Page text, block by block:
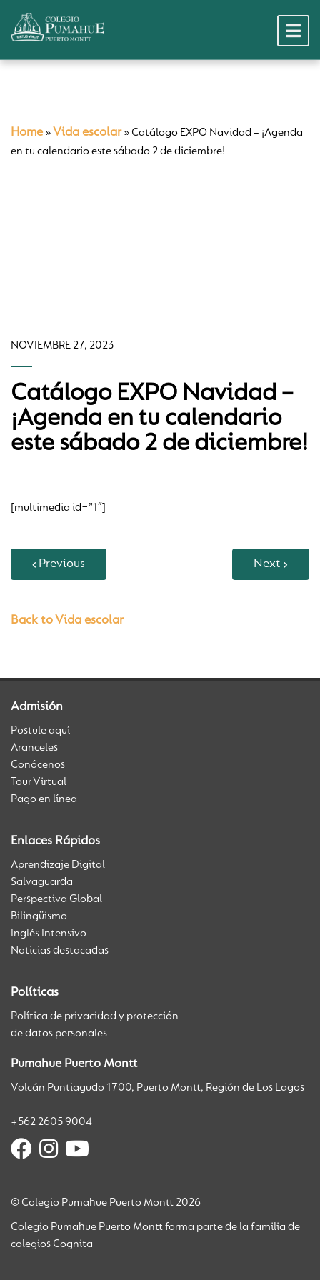
Home » Vida escolar» Catálogo EXPO Navidad – ¡Agenda
en tu calendario este sábado 2 de diciembre!
NOVIEMBRE 27, 2023
Catálogo EXPO Navidad –
¡Agenda en tu calendario
este sábado 2 de diciembre!
[multimedia id=”1″]
Previous Next
Back to Vida escolar
Admisión
Postule aquí
Aranceles
Conócenos
Tour Virtual
Pago en línea
Enlaces Rápidos
Aprendizaje Digital
Salvaguarda
Perspectiva Global
Bilingüismo
Inglés Intensivo
Noticias destacadas
Políticas
Política de privacidad y protección
de datos personales
Pumahue Puerto Montt
Volcán Puntiagudo 1700, Puerto Montt, Región de Los Lagos
+562 2605 9004
© Colegio Pumahue Puerto Montt 2026
Colegio Pumahue Puerto Montt forma parte de la familia de
colegios Cognita